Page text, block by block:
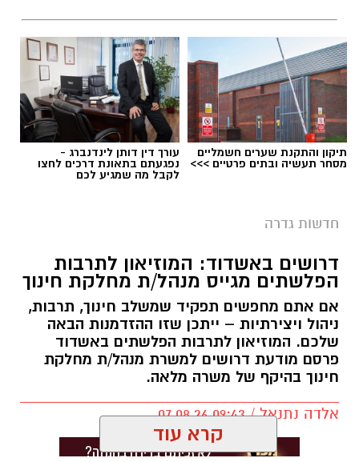
תיקון והתקנת שערים חשמליים
מסחר תעשיה ובתים פרטיים >>>
עורך דין דותן לינדנברג -
נפגעתם בתאונת דרכים לחצו
לקבל מה שמגיע לכם
חדשות גדרה
דרושים באשדוד: המוזיאון לתרבות
הפלשתים מגייס מנהל/ת מחלקת חינוך
אם אתם מחפשים תפקיד שמשלב חינוך, תרבות,
ניהול ויצירתיות – ייתכן שזו ההזדמנות הבאה
שלכם. המוזיאון לתרבות הפלשתים באשדוד
פרסם מודעת דרושים למשרת מנהל/ת מחלקת
חינוך בהיקף של משרה מלאה.
אלדה נתנאל / 09:43 07.08.26
קרא עוד